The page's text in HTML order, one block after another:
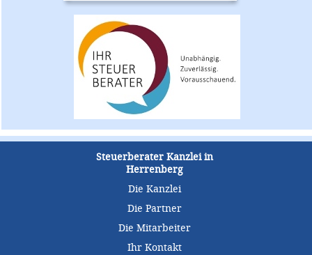
Steuerberater Kanzlei in
Herrenberg
Die Kanzlei
Die Partner
Die Mitarbeiter
Ihr Kontakt